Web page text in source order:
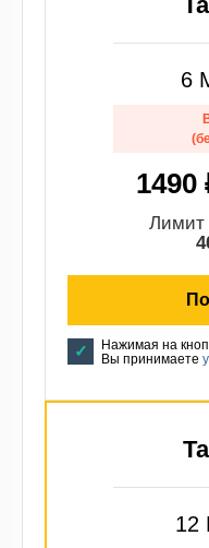
6
1490
Лимит
Нажимая на
Вы принимаете